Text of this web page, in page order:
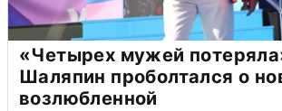
«Четырех мужей
Шаляпин проболтался о
возлюбленной